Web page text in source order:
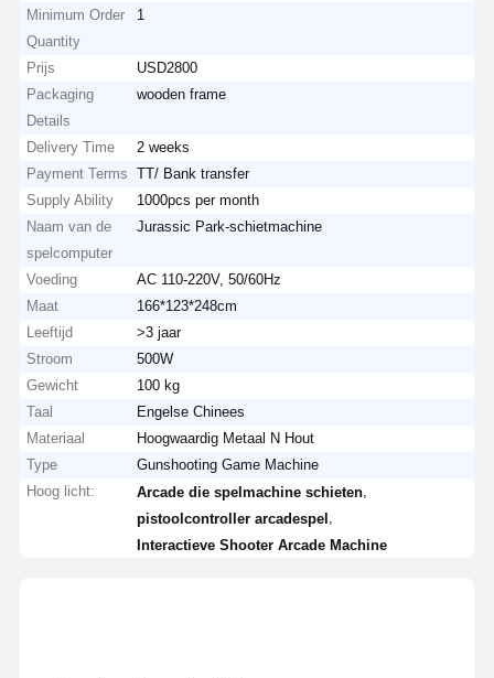
Minimum Order
Quantity
1
Prijs
USD2800
Packaging
Details
wooden frame
Delivery Time
2 weeks
Payment Terms
TT/ Bank transfer
Supply Ability
1000pcs per month
Naam van de
spelcomputer
Jurassic Park-schietmachine
Voeding
AC 110-220V, 50/60Hz
Maat
166*123*248cm
Leeftijd
>3 jaar
Stroom
500W
Gewicht
100 kg
Taal
Engelse Chinees
Materiaal
Hoogwaardig Metaal N Hout
Type
Gunshooting Game Machine
Hoog licht:
Arcade die spelmachine schieten
pistoolcontroller arcadespel
Interactieve Shooter Arcade Machine